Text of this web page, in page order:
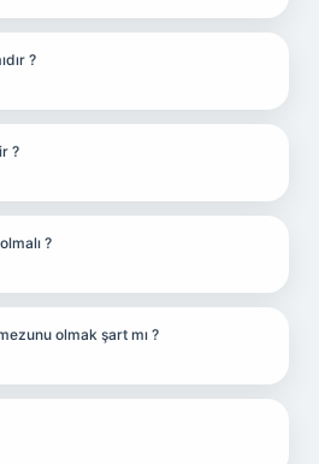
?
?
?
olmak şart mı ?